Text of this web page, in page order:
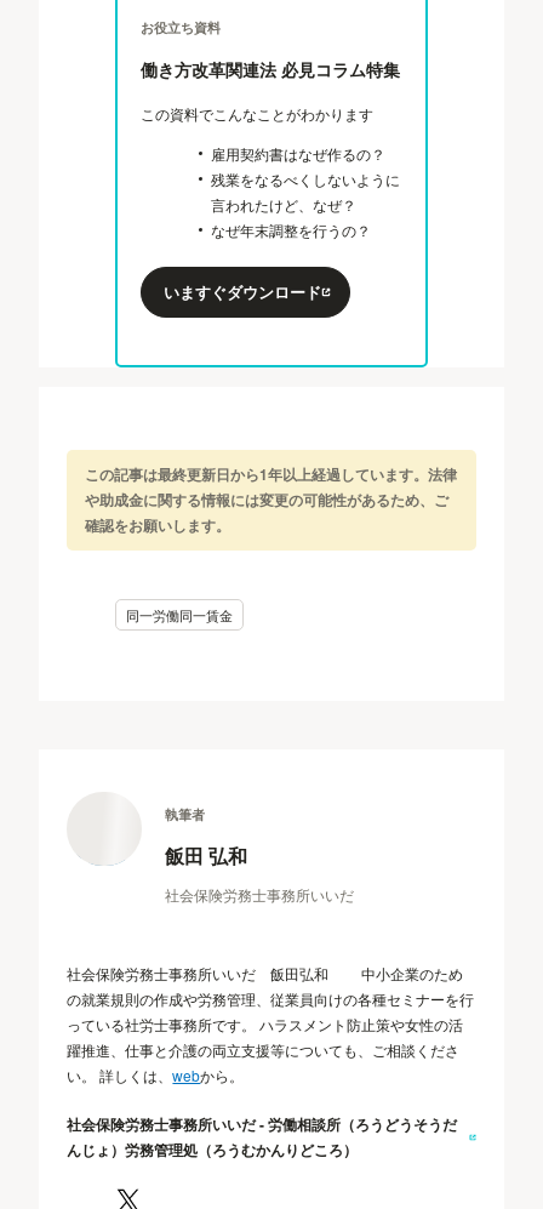
お役立ち資料
働き方改革関連法 必見コラム特集
この資料でこんなことがわかります
雇用契約書はなぜ作るの？
残業をなるべくしないように
言われたけど、なぜ？
なぜ年末調整を行うの？
いますぐダウンロード
この記事は最終更新日から1年以上経過しています。法律
や助成金に関する情報には変更の可能性があるため、ご
確認をお願いします。
同一労働同一賃金
執筆者
飯田 弘和
社会保険労務士事務所いいだ
社会保険労務士事務所いいだ 飯田弘和 中小企業のため
の就業規則の作成や労務管理、従業員向けの各種セミナーを行
っている社労士事務所です。 ハラスメント防止策や女性の活
躍推進、仕事と介護の両立支援等についても、ご相談くださ
い。 詳しくは、webから。
社会保険労務士事務所いいだ - 労働相談所（ろうどうそうだ
んじょ）労務管理処（ろうむかんりどころ）